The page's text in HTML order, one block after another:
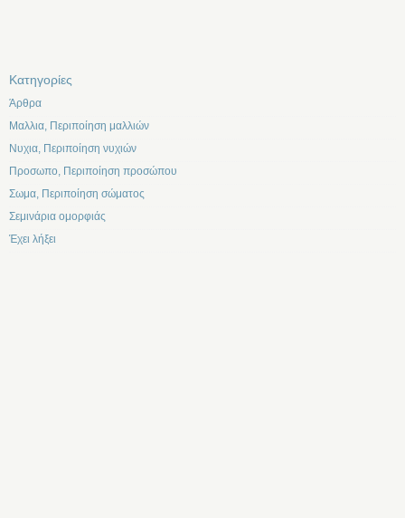
Kατηγορίες
Άρθρα
Μαλλια, Περιποίηση μαλλιών
Νυχια, Περιποίηση νυχιών
Προσωπο, Περιποίηση προσώπου
Σωμα, Περιποίηση σώματος
Σεμινάρια ομορφιάς
Έχει λήξει